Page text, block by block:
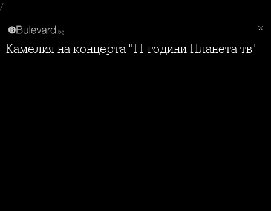
/
Камелия на концерта "11 години Планета тв"